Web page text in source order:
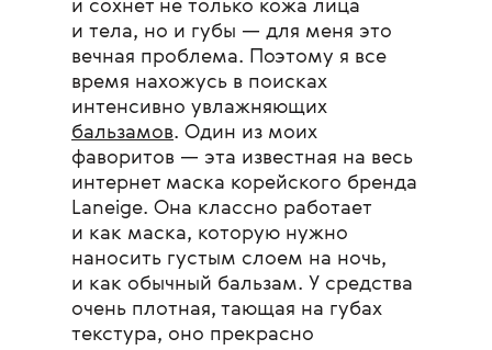
и сохнет не только кожа лица
и тела, но и губы — для меня это
вечная проблема. Поэтому я все
время нахожусь в поисках
интенсивно увлажняющих
бальзамов. Один из моих
фаворитов — эта известная на весь
интернет маска корейского бренда
Laneige. Она классно работает
и как маска, которую нужно
наносить густым слоем на ночь,
и как обычный бальзам. У средства
очень плотная, тающая на губах
текстура, оно прекрасно